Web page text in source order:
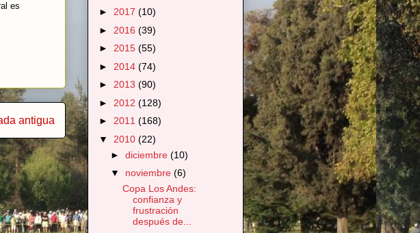
es
antigua
► 2017 (10)
► 2016 (39)
► 2015 (55)
► 2014 (74)
► 2013 (90)
► 2012 (128)
► 2011 (168)
▼ 2010 (22)
► diciembre (10)
▼ noviembre (6)
Copa Los Andes:
confianza y
frustración
después de...